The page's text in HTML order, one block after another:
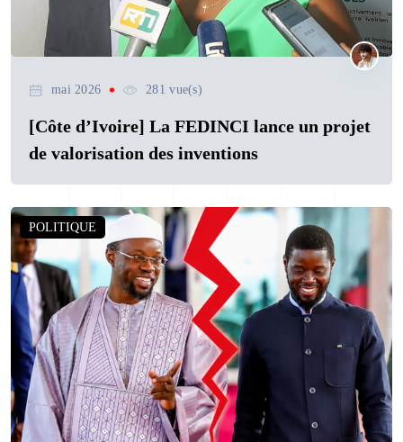
mai 2026 281 vue(s)
[Côte d’Ivoire] La FEDINCI lance un projet
de valorisation des inventions
POLITIQUE